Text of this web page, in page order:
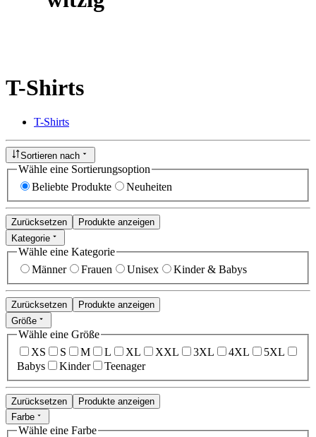
T-Shirts
T-Shirts
Sortieren nach
Wähle eine Sortierungsoption
Beliebte Produkte
Neuheiten
Zurücksetzen
Produkte anzeigen
Kategorie
Wähle eine Kategorie
Männer
Frauen Unisex Kinder & Babys
Zurücksetzen
Produkte anzeigen
Größe
Wähle eine Größe
XS
S M L XL XXL 3XL 4XL
5XL
Babys
Kinder Teenager
Zurücksetzen
Produkte anzeigen
Farbe
Wähle eine Farbe